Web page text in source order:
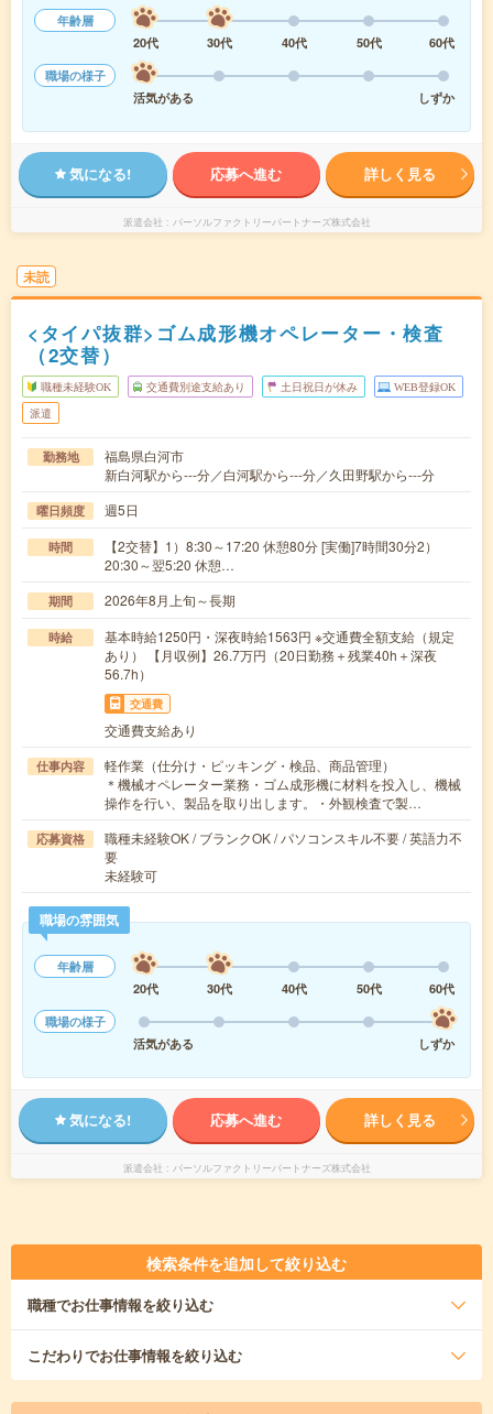
年齢層
20代
30代 40代 50代
60代
職場の様子
活気がある
しずか
気になる! 応募へ進む 詳しく見る
派遣会社 パーソルファクトリーパートナーズ株式会社
未読
<タイパ抜群>ゴム成形機オペレーター・検査
（2交替）
職種未経験OK 交通費別途支給あり 土日祝日が休み WEB登録OK
派遣
勤務地
福島県白河市
新白河駅から---分／白河駅から---分／久田野駅から---分
曜日頻度 週5日
時間
【2交替】1）8:30～17:20 休憩80分 [実働]7時間30分2）
20:30～翌5:20 休憩…
期間 2026年8月上旬～長期
時給
基本時給1250円・深夜時給1563円 ※交通費全額支給（規定
あり） 【月収例】26.7万円（20日勤務＋残業40h＋深夜
56.7h）
交通費
交通費支給あり
仕事内容
軽作業（仕分け・ピッキング・検品、商品管理）
＊機械オペレーター業務・ゴム成形機に材料を投入し、機械
操作を行い、製品を取り出します。・外観検査で製…
応募資格
職種未経験OK / ブランクOK / パソコンスキル不要 / 英語力不
要
未経験可
職場の雰囲気
年齢層
20代
30代 40代 50代
60代
職場の様子
活気がある
しずか
気になる! 応募へ進む 詳しく見る
派遣会社 パーソルファクトリーパートナーズ株式会社
検索条件を追加して絞り込む
職種でお仕事情報を絞り込む
こだわりでお仕事情報を絞り込む